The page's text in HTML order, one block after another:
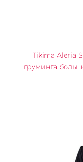
Tikima Aleria
груминга